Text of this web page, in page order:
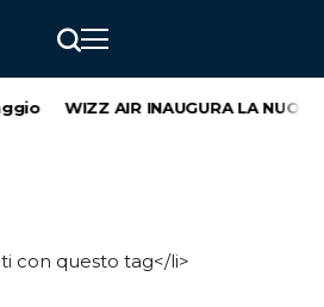
WIZZ AIR INAUGURA LA
con questo tag</li>